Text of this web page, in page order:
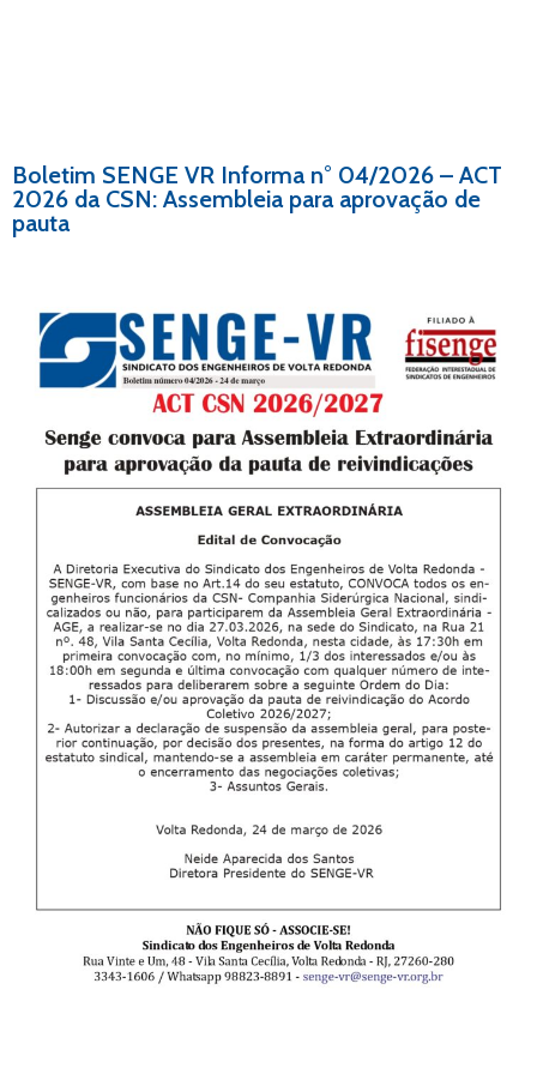
Boletim SENGE VR Informa n° 04/2026 – ACT
2026 da CSN: Assembleia para aprovação de
pauta